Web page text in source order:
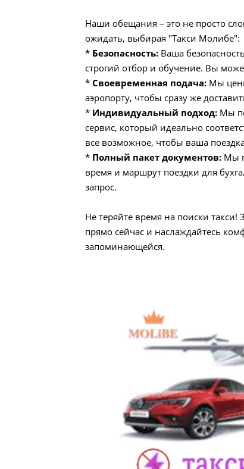
Наши обещания – это не просто
ожидать, выбирая "Такси Молибе":
* Безопасность: Ваша
строгий отбор и обучение. Вы
* Своевременная подача: Мы
аэропорту, чтобы сразу же
* Индивидуальный подход: Мы
сервис, который идеально
все возможное, чтобы ваша
* Полный пакет документов: Мы
время и маршрут поездки для
запрос.
Не теряйте время на поиски такси!
прямо сейчас и наслаждайтесь
запоминающейся.